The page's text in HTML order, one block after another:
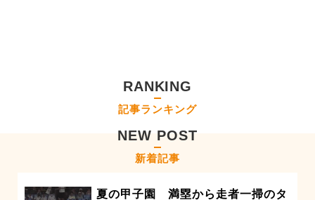
RANKING
記事ランキング
NEW POST
新着記事
夏の甲子園 満塁から走者一掃のタ